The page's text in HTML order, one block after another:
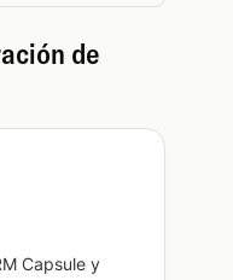
de
Capsule y